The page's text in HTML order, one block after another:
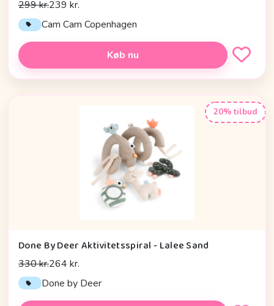
299 kr.239 kr.
Cam Cam Copenhagen
Køb nu
20% tilbud
Done By Deer Aktivitetsspiral - Lalee Sand
330 kr.264 kr.
Done by Deer